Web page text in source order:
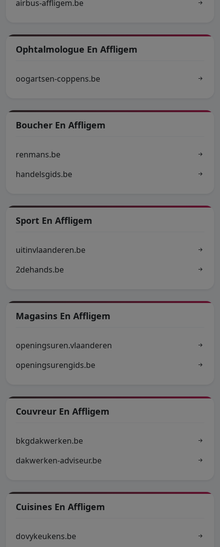
airbus-affligem.be
Ophtalmologue En Affligem
oogartsen-coppens.be
Boucher En Affligem
renmans.be
handelsgids.be
Sport En Affligem
uitinvlaanderen.be
2dehands.be
Magasins En Affligem
openingsuren.vlaanderen
openingsurengids.be
Couvreur En Affligem
bkgdakwerken.be
dakwerken-adviseur.be
Cuisines En Affligem
dovykeukens.be